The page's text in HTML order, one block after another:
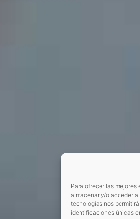
Para ofrecer las mejores
almacenar y/o acceder
tecnologías nos
identificaciones únicas